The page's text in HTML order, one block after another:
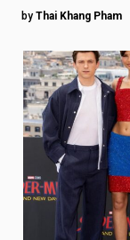
by Thai Khang Pham